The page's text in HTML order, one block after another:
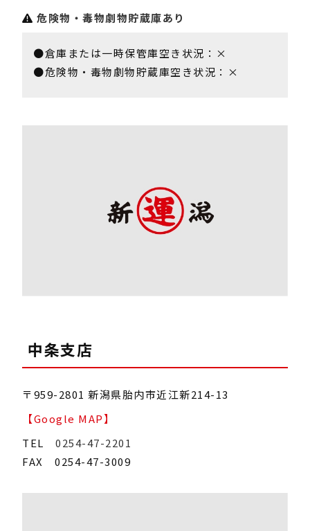
危険物・毒物劇物貯蔵庫あり
●倉庫または一時保管庫空き状況：×
●危険物・毒物劇物貯蔵庫空き状況：×
中条支店
〒959-2801 新潟県胎内市近江新214-13
【Google MAP】
TEL 0254-47-2201
FAX 0254-47-3009